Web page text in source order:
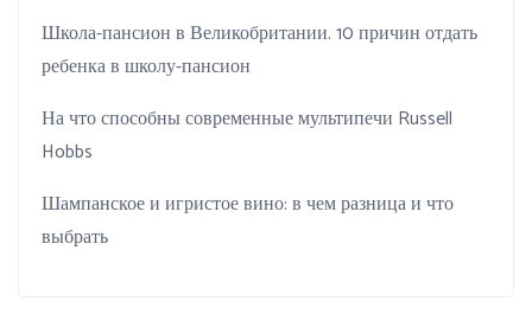
Школа-пансион в Великобритании. 10 причин отдать
ребенка в школу-пансион
На что способны современные мультипечи Russell
Hobbs
Шампанское и игристое вино: в чем разница и что
выбрать